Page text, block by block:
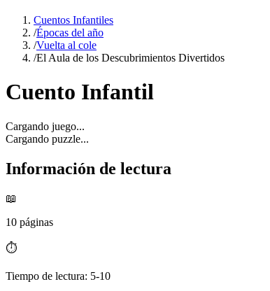
Cuentos Infantiles
/Épocas del año
/Vuelta al cole
/El Aula de los Descubrimientos Divertidos
Cuento Infantil
Cargando juego...
Cargando puzzle...
Información de lectura
📖
10 páginas
⏱️
Tiempo de lectura: 5-10